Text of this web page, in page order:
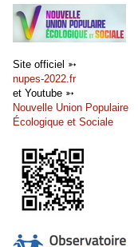
Site officiel ➳
nupes-2022.fr
et Youtube ➳
Nouvelle Union Populaire
Écologique et Sociale